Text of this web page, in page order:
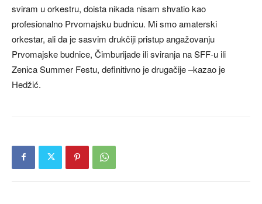
sviram u orkestru, doista nikada nisam shvatio kao
profesionalno Prvomajsku budnicu. Mi smo amaterski
orkestar, ali da je sasvim drukčiji pristup angažovanju
Prvomajske budnice, Čimburijade ili sviranja na SFF-u ili
Zenica Summer Festu, definitivno je drugačije –kazao je
Hedžić.